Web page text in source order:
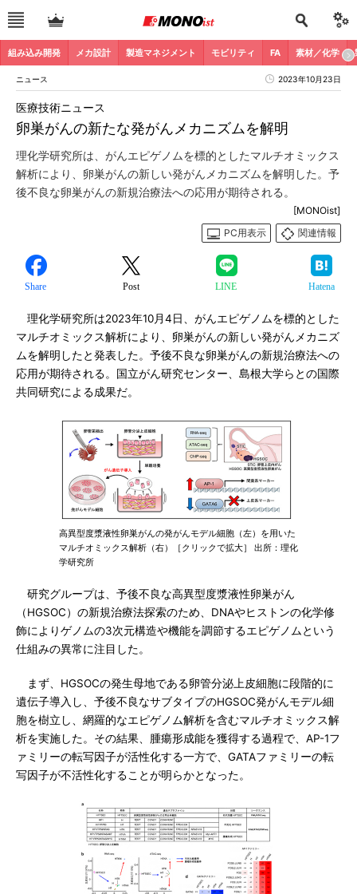
組み込み開発 メカ設計 製造マネジメント モビリティ FA 素材／化学
ニュース 2023年10月23日
卵巣がんの新たな発がんメカニズムを解明
医療技術ニュース
理化学研究所は、がんエピゲノムを標的としたマルチオミックス
解析により、卵巣がんの新しい発がんメカニズムを解明した。予
後不良な卵巣がんの新規治療法への応用が期待される。
[MONOist]
PC用表示
関連情報
Share Post LINE Hatena
理化学研究所は2023年10月4日、がんエピゲノムを標的とした
マルチオミックス解析により、卵巣がんの新しい発がんメカニズ
ムを解明したと発表した。予後不良な卵巣がんの新規治療法への
応用が期待される。国立がん研究センター、島根大学らとの国際
共同研究による成果だ。
高異型度漿液性卵巣がんの発がんモデル細胞（左）を用いた
マルチオミックス解析（右）［クリックで拡大］ 出所：理化
学研究所
研究グループは、予後不良な高異型度漿液性卵巣がん
（HGSOC）の新規治療法探索のため、DNAやヒストンの化学修
飾によりゲノムの3次元構造や機能を調節するエピゲノムという
仕組みの異常に注目した。
まず、HGSOCの発生母地である卵管分泌上皮細胞に段階的に
遺伝子導入し、予後不良なサブタイプのHGSOC発がんモデル細
胞を樹立し、網羅的なエピゲノム解析を含むマルチオミックス解
析を実施した。その結果、腫瘍形成能を獲得する過程で、AP-1フ
ァミリーの転写因子が活性化する一方で、GATAファミリーの転
写因子が不活性化することが明らかとなった。